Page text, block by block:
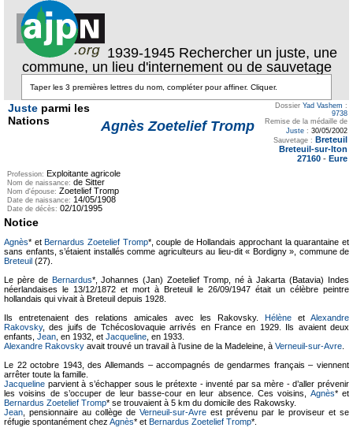
1939-1945 Rechercher un juste, une
commune, un lieu d'internement ou de sauvetage
Juste parmi les
Nations
Agnès Zoetelief Tromp
Dossier Yad Vashem :
9738
Remise de la médaille de
Juste : 30/05/2002
Sauvetage : Breteuil
Breteuil-sur-Iton
27160 - Eure
Profession: Exploitante agricole
Nom de naissance: de Sitter
Nom d'épouse: Zoetelief Tromp
Date de naissance: 14/05/1908
Date de décès: 02/10/1995
Notice
Agnès* etBernardus Zoetelief Tromp*, couple de Hollandais approchant la quarantaine et
sans enfants, s’étaient installés comme agriculteurs au lieu-dit « Bordigny », commune de
Breteuil (27).
Le père de Bernardus*, Johannes (Jan) Zoetelief Tromp, né à Jakarta (Batavia) Indes
néerlandaises le 13/12/1872 et mort à Breteuil le 26/09/1947 était un célèbre peintre
hollandais qui vivait à Breteuil depuis 1928.
Ils entretenaient des relations amicales avec les Rakovsky. HélèneetAlexandre
Rakovsky, des juifs de Tchécoslovaquie arrivés en France en 1929. Ils avaient deux
enfants, Jean , en 1932, et Jacqueline , en 1933.
Alexandre Rakovsky avait trouvé un travail à l’usine de la Madeleine, à Verneuil-sur-Avre
Le 22 octobre 1943, des Allemands – accompagnés de gendarmes français – viennent
arrêter toute la famille.
Jacqueline parvient à s’échapper sous le prétexte - inventé par sa mère - d’aller prévenir
les voisins de s’occuper de leur basse-cour en leur absence. Ces voisins, Agnès* et
Bernardus Zoetelief Tromp* se trouvaient à 5 km du domicile des Rakowsky.
Jean , pensionnaire au collège de Verneuil-sur-Avre est prévenu par le proviseur et se
réfugie spontanément chez Agnès* et Bernardus Zoetelief Tromp*.